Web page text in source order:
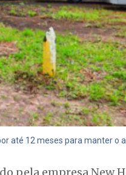
até 12 meses para manter o